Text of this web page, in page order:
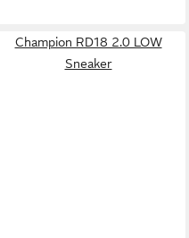
Champion RD18 2.0 LOW
Sneaker